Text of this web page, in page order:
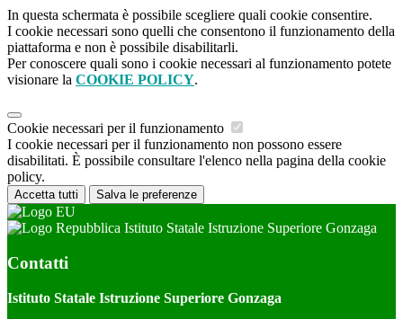
In questa schermata è possibile scegliere quali cookie consentire.
I cookie necessari sono quelli che consentono il funzionamento della
piattaforma e non è possibile disabilitarli.
Per conoscere quali sono i cookie necessari al funzionamento potete
visionare la COOKIE POLICY.
Cookie necessari per il funzionamento
I cookie necessari per il funzionamento non possono essere
disabilitati. È possibile consultare l'elenco nella pagina della cookie
policy.
Accetta tutti Salva le preferenze
Istituto Statale Istruzione Superiore Gonzaga
Contatti
Istituto Statale Istruzione Superiore Gonzaga